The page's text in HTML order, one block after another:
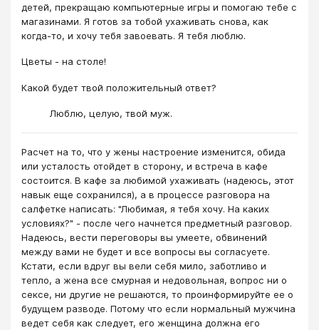
детей, прекращаю компьютерные игры и помогаю тебе с
магазинами. Я готов за тобой ухаживать снова, как
когда-то, и хочу тебя завоевать. Я тебя люблю.
Цветы - на столе!
Какой будет твой положительный ответ?
Люблю, целую, твой муж.
Расчет на то, что у жены настроение изменится, обида
или усталость отойдет в сторону, и встреча в кафе
состоится. В кафе за любимой ухаживать (надеюсь, этот
навык еще сохранился), а в процессе разговора на
салфетке написать: "Любимая, я тебя хочу. На каких
условиях?" - после чего начнется предметный разговор.
Надеюсь, вести переговоры вы умеете, обвинений
между вами не будет и все вопросы вы согласуете.
Кстати, если вдруг вы вели себя мило, заботливо и
тепло, а жена все смурная и недовольная, вопрос ни о
сексе, ни другие не решаются, то проинформируйте ее о
будущем разводе. Потому что если нормальный мужчина
ведет себя как следует, его женщина должна его